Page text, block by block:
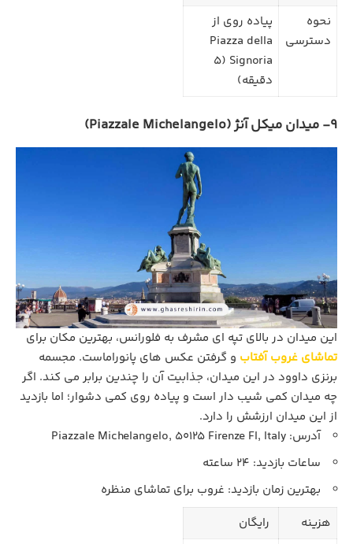
نحوه
دسترسی
پیاده‌ روی از
Piazza della
Signoria (5
دقیقه)
9- میدان میکل آنژ (Piazzale Michelangelo)
این میدان در بالای تپه‌ ای مشرف به فلورانس، بهترین مکان برای
تماشای غروب آفتاب و گرفتن عکس‌ های پانوراماست. مجسمه
برنزی داوود در این میدان، جذابیت آن را چندین برابر می کند. اگر
چه میدان کمی شیب دار است و پیاده روی کمی دشوار؛ اما بازدید
از این میدان ارزشش را دارد.
آدرس: Piazzale Michelangelo, 50125 Firenze FI, Italy
ساعات بازدید: 24 ساعته
بهترین زمان بازدید: غروب برای تماشای منظره
هزینه
رایگان